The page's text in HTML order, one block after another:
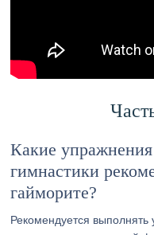
Какие
гимнастики
гайморите?
Рекомендуется